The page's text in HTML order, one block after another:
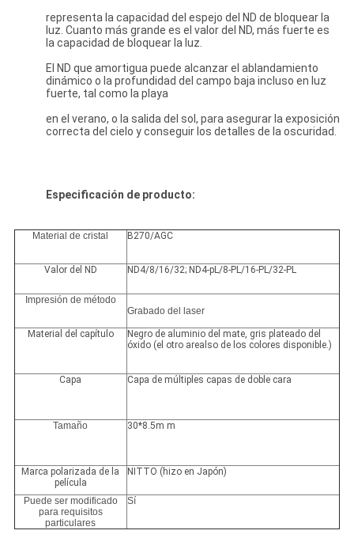
representa la capacidad del espejo del ND de bloquear la
luz. Cuanto más grande es el valor del ND, más fuerte es
la capacidad de bloquear la luz.
El ND que amortigua puede alcanzar el ablandamiento
dinámico o la profundidad del campo baja incluso en luz
fuerte, tal como la playa
en el verano, o la salida del sol, para asegurar la exposición
correcta del cielo y conseguir los detalles de la oscuridad.
Especificación de producto:
Material de cristal B270/AGC
Valor del ND ND4/8/16/32; ND4-pL/8-PL/16-PL/32-PL
Impresión de método
Grabado del laser
Material del capítulo
Negro de aluminio del mate, gris plateado del
óxido (el otro arealso de los colores disponible.)
Capa Capa de múltiples capas de doble cara
Tamaño 30*8.5m m
Marca polarizada de la
película
NITTO (hizo en Japón)
Puede ser modificado
para requisitos
particulares
Sí